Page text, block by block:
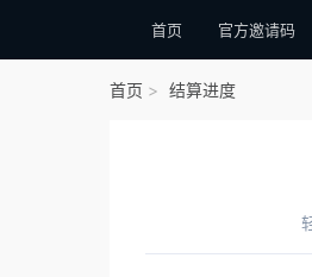
首页 官方邀请码
首页 结算进度